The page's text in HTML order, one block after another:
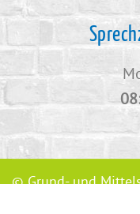
© Grund- und